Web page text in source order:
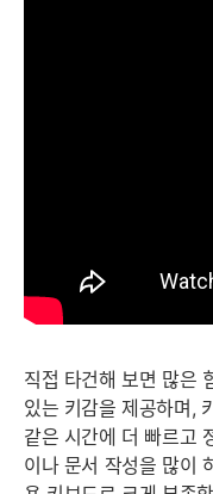
직접 타건해 보면 많은
있는 키감을 제공하며,
같은 시간에 더 빠르고
이나 문서 작성을 많이